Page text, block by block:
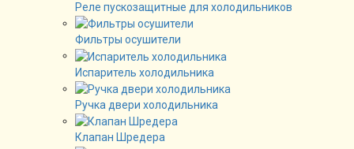
Реле пускозащитные для холодильников
Фильтры осушители
Испаритель холодильника
Ручка двери холодильника
Клапан Шредера